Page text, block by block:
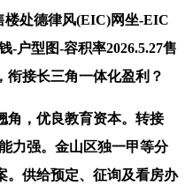
处德律风(EIC)网坐-EIC
-户型图-容积率2026.5.27售
衔接长三角一体化盈利？
，优良教育资本。转接
力强。金山区独一甲等分
。供给预定、征询及看房办